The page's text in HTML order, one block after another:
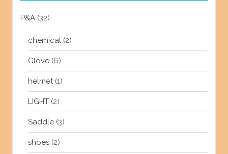
P&A(32)
chemical(2)
Glove(6)
helmet(1)
LIGHT(2)
Saddle(3)
shoes(2)